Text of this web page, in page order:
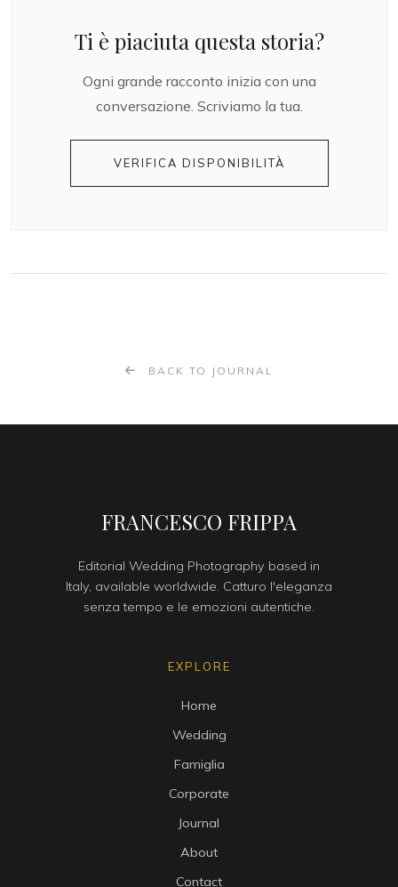
Ti è piaciuta questa storia?
Ogni grande racconto inizia con una
conversazione. Scriviamo la tua.
VERIFICA DISPONIBILITÀ
BACK TO JOURNAL
FRANCESCO FRIPPA
Editorial Wedding Photography based in
Italy, available worldwide. Catturo l'eleganza
senza tempo e le emozioni autentiche.
EXPLORE
Home
Wedding
Famiglia
Corporate
Journal
About
Contact